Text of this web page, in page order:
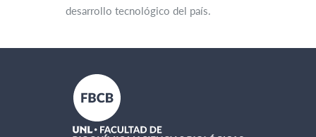
desarrollo tecnológico del país.